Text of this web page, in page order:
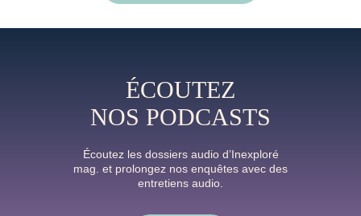
ÉCOUTEZ
NOS PODCASTS
Écoutez les dossiers audio d’Inexploré
mag. et prolongez nos enquêtes avec des
entretiens audio.